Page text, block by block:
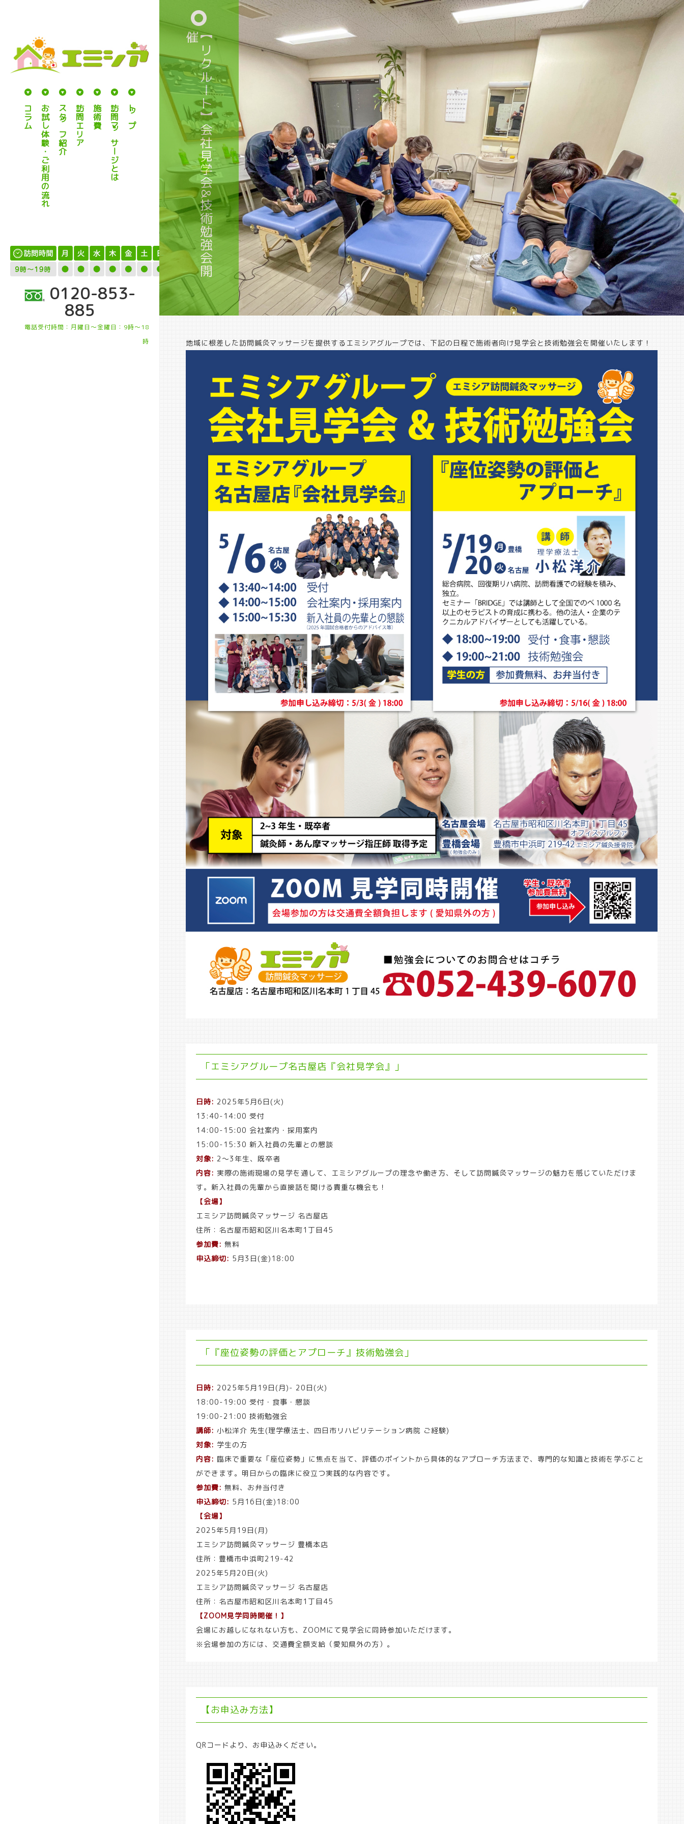
トップ
訪問マッサージとは
施術費
訪問エリア
スタッフ紹介
お試し体験・ご利用の流れ
コラム
0120-853-
885
電話受付時間：月曜日～金曜日：9時～18
時
【
リ
ク
ル
ー
ト
】
会
社
見
学
会
&
技
術
勉
強
会
開
催
地域に根差した訪問鍼灸マッサージを提供するエミシアグループでは、下記の日程で施術者向け見学会と技術勉強会を開催いたします！
「エミシアグループ名古屋店『会社見学会』」
日時: 2025年5月6日(火)
13:40-14:00 受付
14:00-15:00 会社案内・採用案内
15:00-15:30 新入社員の先輩との懇談
対象: 2～3年生、既卒者
内容: 実際の施術現場の見学を通して、エミシアグループの理念や働き方、そして訪問鍼灸マッサージの魅力を感じていただけま
す。新入社員の先輩から直接話を聞ける貴重な機会も！
【会場】
エミシア訪問鍼灸マッサージ 名古屋店
住所：名古屋市昭和区川名本町1丁目45
参加費: 無料
申込締切: 5月3日(金)18:00
「『座位姿勢の評価とアプローチ』技術勉強会」
日時: 2025年5月19日(月)- 20日(火)
18:00-19:00 受付・食事・懇談
19:00-21:00 技術勉強会
講師: 小松洋介 先生(理学療法士、四日市リハビリテーション病院 ご経験)
対象: 学生の方
内容: 臨床で重要な「座位姿勢」に焦点を当て、評価のポイントから具体的なアプローチ方法まで、専門的な知識と技術を学ぶこと
ができます。明日からの臨床に役立つ実践的な内容です。
参加費: 無料、お弁当付き
申込締切: 5月16日(金)18:00
【会場】
2025年5月19日(月)
エミシア訪問鍼灸マッサージ 豊橋本店
住所：豊橋市中浜町219-42
2025年5月20日(火)
エミシア訪問鍼灸マッサージ 名古屋店
住所：名古屋市昭和区川名本町1丁目45
【ZOOM見学同時開催！】
会場にお越しになれない方も、ZOOMにて見学会に同時参加いただけます。
※会場参加の方には、交通費全額支給（愛知県外の方）。
【お申込み方法】
QRコードより、お申込みください。